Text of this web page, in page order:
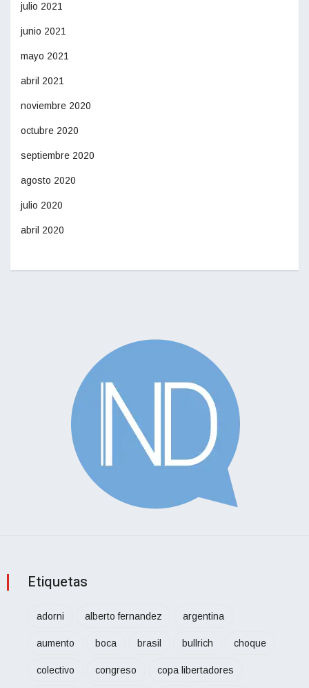
julio 2021
junio 2021
mayo 2021
abril 2021
noviembre 2020
octubre 2020
septiembre 2020
agosto 2020
julio 2020
abril 2020
Etiquetas
adorni alberto fernandez argentina
aumento boca brasil bullrich choque
colectivo congreso copa libertadores